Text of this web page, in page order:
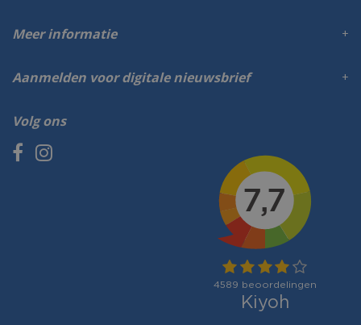
Volg ons
Meer informatie
Aanmelden voor digitale nieuwsbrief